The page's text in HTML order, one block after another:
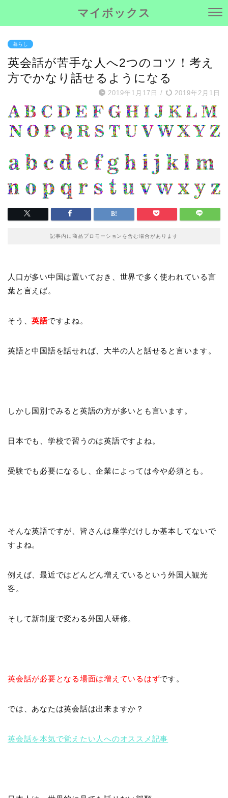
マイボックス
暮らし
英会話が苦手な人へ2つのコツ！考え
方でかなり話せるようになる
2019年1月17日 / 2019年2月1日
記事内に商品プロモーションを含む場合があります
人口が多い中国は置いておき、世界で多く使われている言
葉と言えば。
そう、英語ですよね。
英語と中国語を話せれば、大半の人と話せると言います。
しかし国別でみると英語の方が多いとも言います。
日本でも、学校で習うのは英語ですよね。
受験でも必要になるし、企業によっては今や必須とも。
そんな英語ですが、皆さんは座学だけしか基本してないで
すよね。
例えば、最近ではどんどん増えているという外国人観光
客。
そして新制度で変わる外国人研修。
英会話が必要となる場面は増えているはずです。
では、あなたは英会話は出来ますか？
英会話を本気で覚えたい人へのオススメ記事